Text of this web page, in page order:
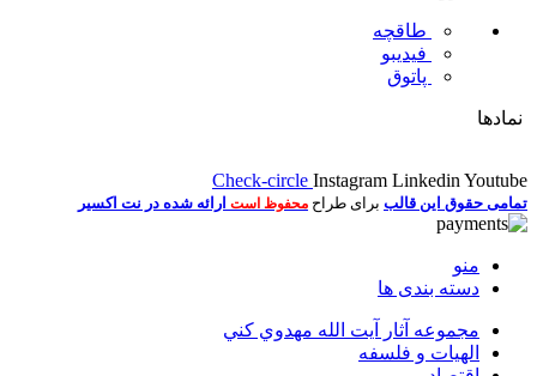
طاقچه
فیدیبو
پاتوق
نمادها
Check-circle Instagram Linkedin Youtube
تمامی حقوق این قالب برای طراح محفوظ است ارائه شده در نت اکسیر
منو
دسته بندی ها
مجموعه آثار آيت الله مهدوي كني
الهیات و فلسفه